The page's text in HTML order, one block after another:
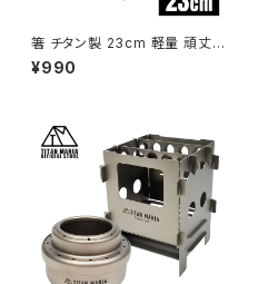
箸 チタン製 23cm 軽量 頑丈
角箸 菜箸 長い 太い 純チタン 1
膳 滑り止め 直火 調理器具 キャ
¥990